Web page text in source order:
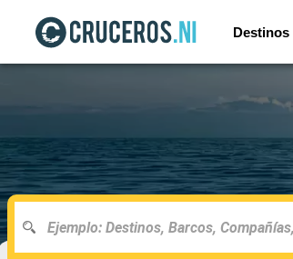
Destinos